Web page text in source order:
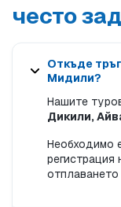
често
Откъде
Мидили?
Нашите
Дикили,
Необходимо
регистрация